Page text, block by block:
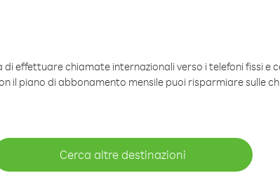
effettuare chiamate internazionali verso i telefoni fissi e
il piano di abbonamento mensile puoi risparmiare sulle
Cerca altre destinazioni